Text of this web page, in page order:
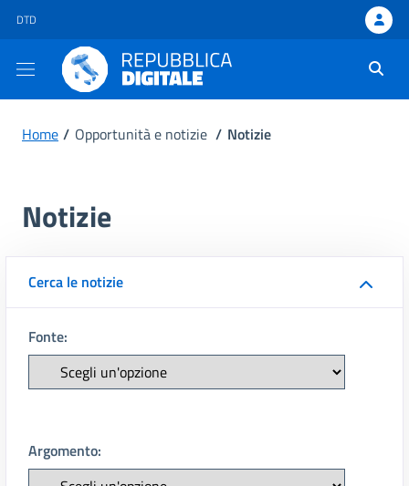
DTD
Ti trovi in:
Home / Opportunità e notizie / Notizie
Notizie
Cerca le notizie
Fonte:
Argomento: